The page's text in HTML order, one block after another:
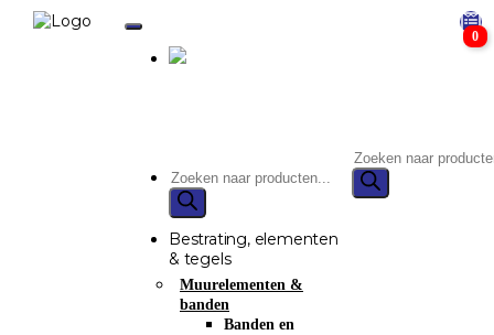
Bestrating, elementen
& tegels
Muurelementen &
banden
Banden en
0